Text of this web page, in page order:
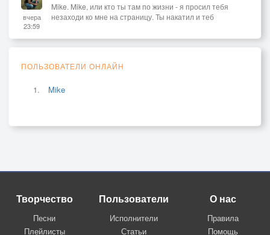
вчера
23:59
Mike. Mike, или кто ты там по жизни - я просил тебя
незаходи ко мне на страницу. Ты накатил и теб
ПОЛЬЗОВАТЕЛИ ОНЛАЙН
Mike
Творчество
Песни
Плейлисты
Пользователи
Исполнители
Статьи
О нас
Правила
Помощь